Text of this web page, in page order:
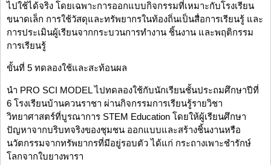
ไปใช้ได้จริง โดยเฉพาะการออกแบบกิจกรรมที่เหมาะกับโรงเรียน
ขนาดเล็ก การใช้วัสดุและทรัพยากรในท้องถิ่นเป็นสื่อการเรียนรู้ และ
การประเมินผู้เรียนจากกระบวนการทำงาน ชิ้นงาน และพฤติกรรม
การเรียนรู้
ขั้นที่ 5 ทดลองใช้และสะท้อนผล
นำ PRO SCI MODEL ไปทดลองใช้กับนักเรียนชั้นประถมศึกษาปีที่
6 โรงเรียนบ้านควนราชา ผ่านกิจกรรมการเรียนรู้รายวิชา
วิทยาศาสตร์ที่บูรณาการ STEM Education โดยให้ผู้เรียนศึกษา
ปัญหาจากบริบทจริงของชุมชน ออกแบบและสร้างชิ้นงานหรือ
นวัตกรรมจากทรัพยากรที่มีอยู่รอบตัว ได้แก่ กระถางเพาะชำรักษ์
โลกจากใบยางพารา